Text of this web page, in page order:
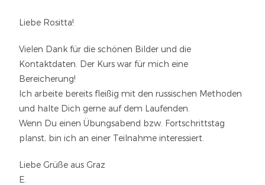
Liebe Rositta!
Vielen Dank für die schönen Bilder und die
Kontaktdaten. Der Kurs war für mich eine
Bereicherung!
Ich arbeite bereits fleißig mit den russischen Methoden
und halte Dich gerne auf dem Laufenden.
Wenn Du einen Übungsabend bzw. Fortschrittstag
planst, bin ich an einer Teilnahme interessiert.
Liebe Grüße aus Graz
E.